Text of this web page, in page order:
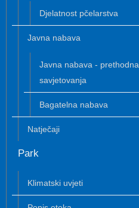
Djelatnost pčelarstva
Javna nabava
Javna nabava - prethodna
savjetovanja
Bagatelna nabava
Natječaji
Park
Klimatski uvjeti